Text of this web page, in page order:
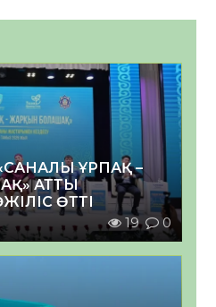
ҰРПАҚ –
АТТЫ
ӨТТІ
19 0